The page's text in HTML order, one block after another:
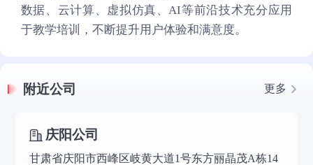
数据、云计算、虚拟仿真、AI等前沿技术充分应用
于教学培训，不断提升用户体验和满意度。
附近公司 更多
庆阳公司
甘肃省庆阳市西峰区岐黄大道1号东方丽晶茂A栋14